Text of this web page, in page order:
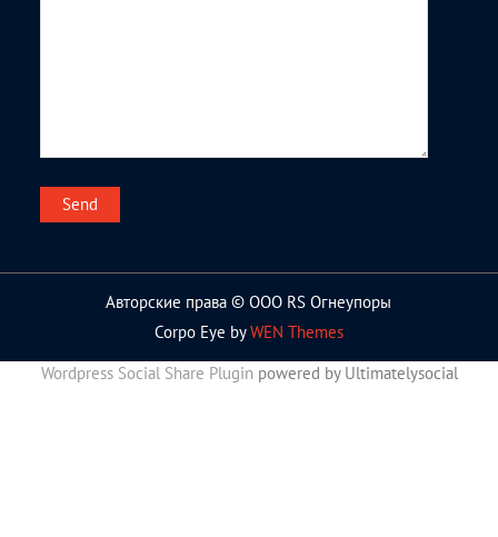
Авторские права © ООО RS Огнеупоры
Corpo Eye byWEN Themes
Wordpress Social Share Plugin powered by Ultimatelysocial